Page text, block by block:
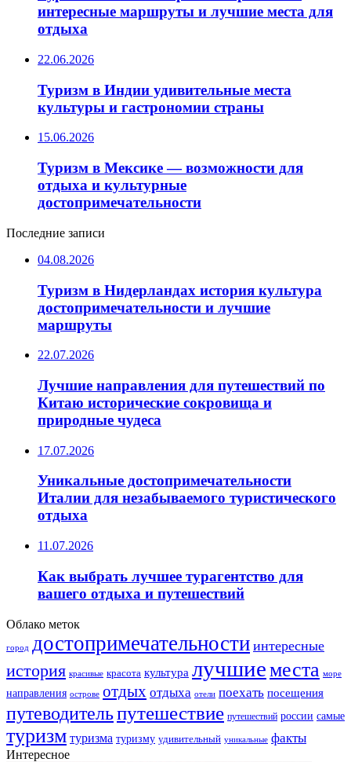
интересные маршруты и лучшие места для
отдыха
22.06.2026
Туризм в Индии удивительные места
культуры и гастрономии страны
15.06.2026
Туризм в Мексике — возможности для
отдыха и культурные
достопримечательности
Последние записи
04.08.2026
Туризм в Нидерландах история культура
достопримечательности и лучшие
маршруты
22.07.2026
Лучшие направления для путешествий по
Китаю исторические сокровища и
природные чудеса
17.07.2026
Уникальные достопримечательности
Италии для незабываемого туристического
отдыха
11.07.2026
Как выбрать лучшее турагентство для
вашего отдыха и путешествий
Облако меток
город достопримечательности интересные
история красивые красота культура лучшиеместа море
направления острове отдых отдыха отели поехать посещения
путеводительпутешествие путешествий россии самые
туризм туризма туризму удивительный уникальные факты
Интересное